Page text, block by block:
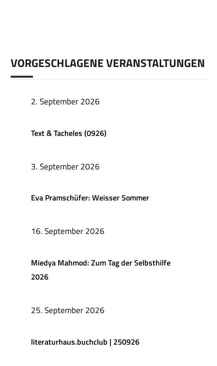
VORGESCHLAGENE VERANSTALTUNGEN
2. September 2026
Text & Tacheles (0926)
3. September 2026
Eva Pramschüfer: Weisser Sommer
16. September 2026
Miedya Mahmod: Zum Tag der Selbsthilfe
2026
25. September 2026
literaturhaus.buchclub | 250926